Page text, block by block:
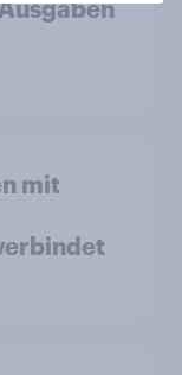
mit